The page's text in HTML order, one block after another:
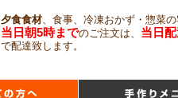
夕食食材、食事、冷凍おかず・惣菜
当日朝5時までのご注文は、 当日
で配達致します。